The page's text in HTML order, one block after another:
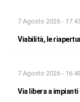
7 Agosto 2026 - 17:43
Viabilità, le
7 Agosto 2026 -
Via libera a